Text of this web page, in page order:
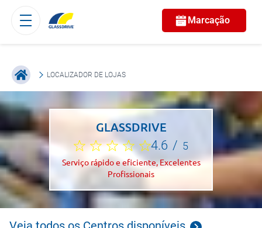
Marcação
LOCALIZADOR DE LOJAS
GLASSDRIVE
4.6 / 5
Serviço rápido e eficiente, Excelentes
Profissionais